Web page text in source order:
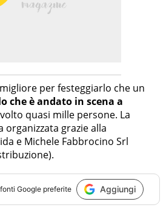
per festeggiarlo che un
che è andato in scena a
quasi mille persone. La
organizzata grazie alla
e Michele Fabbrocino Srl
Google preferite Aggiungi